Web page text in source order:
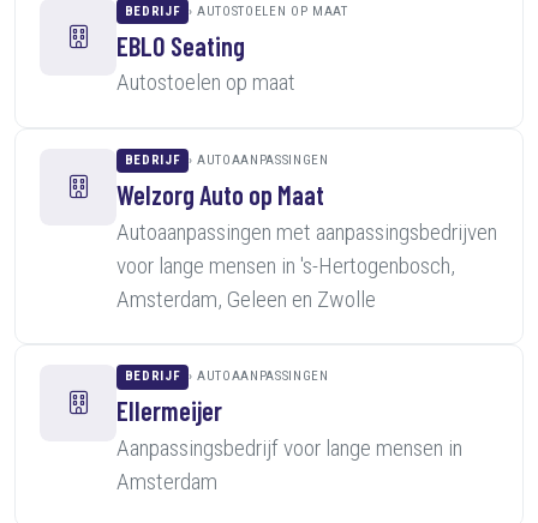
BEDRIJF AUTOSTOELEN OP MAAT
EBLO Seating
Autostoelen op maat
BEDRIJF AUTOAANPASSINGEN
Welzorg Auto op Maat
Autoaanpassingen met aanpassingsbedrijven
voor lange mensen in 's-Hertogenbosch,
Amsterdam, Geleen en Zwolle
BEDRIJF AUTOAANPASSINGEN
Ellermeijer
Aanpassingsbedrijf voor lange mensen in
Amsterdam